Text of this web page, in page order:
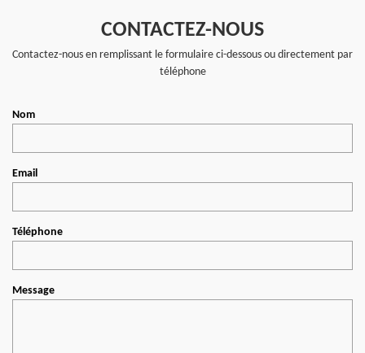
CONTACTEZ-NOUS
Contactez-nous en remplissant le formulaire ci-dessous ou directement par
téléphone
Nom
Email
Téléphone
Message